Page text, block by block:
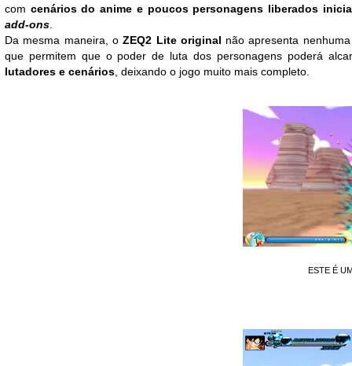
com cenários do anime e poucos personagens liberados
add-ons
Da mesma maneira, oZEQ2 Lite original não apresenta
que permitem que o poder de luta dos personagens poderá
lutadores e cenários , deixando o jogo muito mais completo.
ESTE É